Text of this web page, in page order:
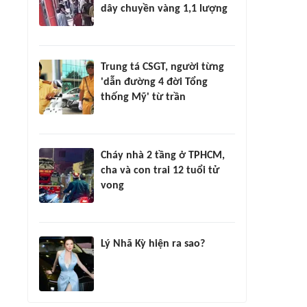
dây chuyền vàng 1,1 lượng
Trung tá CSGT, người từng
'dẫn đường 4 đời Tổng
thống Mỹ' từ trần
Cháy nhà 2 tầng ở TPHCM,
cha và con trai 12 tuổi tử
vong
Lý Nhã Kỳ hiện ra sao?